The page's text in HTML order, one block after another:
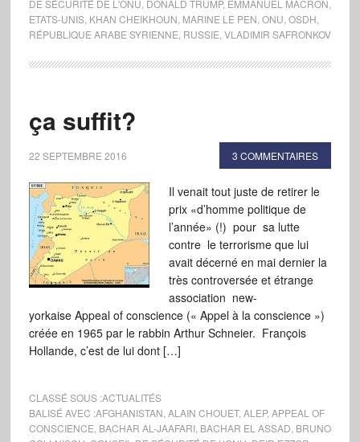
DE SÉCURITÉ DE L'ONU DONALD TRUMP, EMMANUEL MACRON
ETATS-UNIS, KHAN CHEIKHOUN MARINE LE PEN ONU OSDH
RÉPUBLIQUE ARABE SYRIENNE RUSSIE VLADIMIR SAFRONKOV
ça suffit?
22 SEPTEMBRE 2016 3 COMMENTAIRES
Il venait tout juste de retirer le
prix «d’homme politique de
l’année» (!) pour sa lutte
contre le terrorisme que lui
avait décerné en mai dernier la
très controversée et étrange
association new-
yorkaise Appeal of conscience (« Appel à la conscience »)
créée en 1965 par le rabbin Arthur Schneier. François
Hollande, c’est de lui dont […]
CLASSÉ SOUS :ACTUALITÉS
BALISÉ AVEC :AFGHANISTAN ALAIN CHOUET, ALEP, APPEAL OF
CONSCIENCE BACHAR AL-JAAFARI, BACHAR EL ASSAD BRUNO